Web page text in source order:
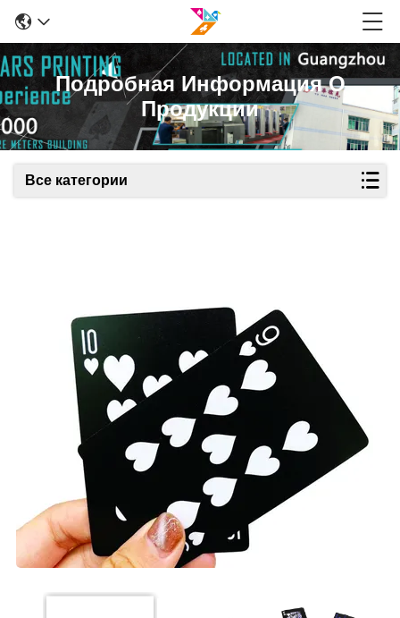
Подробная Информация О
Продукции
Все категории